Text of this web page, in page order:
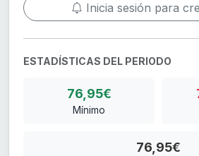
Inicia sesión para
ESTADÍSTICAS DEL PERIODO
76,95€
Mínimo
76,95€